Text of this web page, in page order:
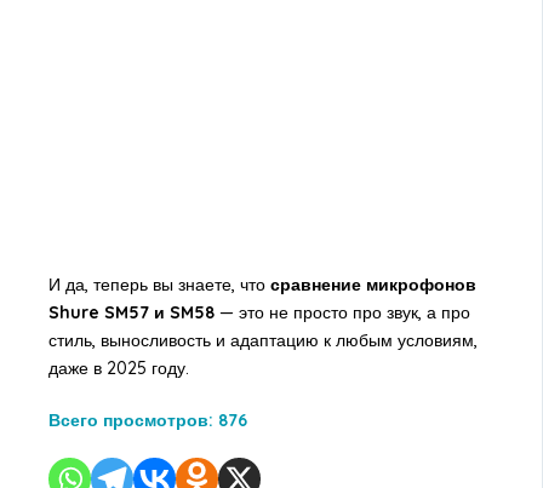
И да, теперь вы знаете, что сравнение микрофонов
Shure SM57 и SM58— это не просто про звук, а про
стиль, выносливость и адаптацию к любым условиям,
даже в 2025 году.
Всего просмотров: 876